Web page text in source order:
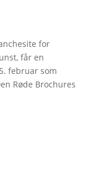
for
får en
februar som
Røde Brochures